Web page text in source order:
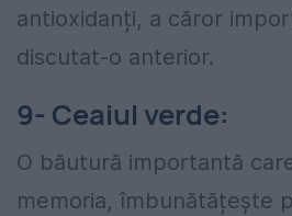
antioxidanți, a căror
discutat-o anterior.
9- Ceaiul verde:
O băutură importantă
memoria, îmbunătățește